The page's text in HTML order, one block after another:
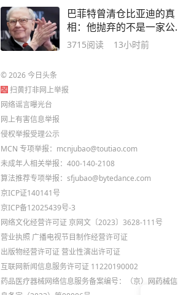
巴菲特曾清仓比亚迪的真
相：他抛弃的不是一家公
司，而是一个时代
3715阅读 13小时前
©2026今日头条
扫黄打非网上举报
网络谣言曝光台
网上有害信息举报
侵权举报受理公示
MCN 专项举报：mcnjubao@toutiao.com
未成年人相关举报：400-140-2108
算法推荐专项举报：sfjubao@bytedance.com
京ICP证140141号
京ICP备12025439号-3
网络文化经营许可证 京网文〔2023〕3628-111号
营业执照 广播电视节目制作经营许可证
出版物经营许可证 营业性演出许可证
互联网新闻信息服务许可证 11220190002
药品医疗器械网络信息服务备案编号：（京）网药械信